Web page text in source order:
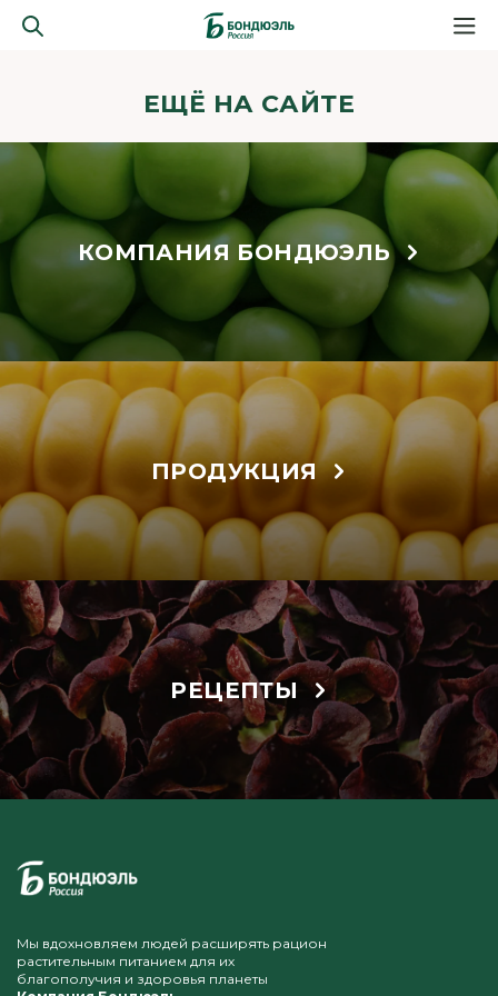
ЕЩЁ НА САЙТЕ
КОМПАНИЯ БОНДЮЭЛЬ
ПРОДУКЦИЯ
РЕЦЕПТЫ
Мы вдохновляем людей расширять рацион
растительным питанием для их
благополучия и здоровья планеты